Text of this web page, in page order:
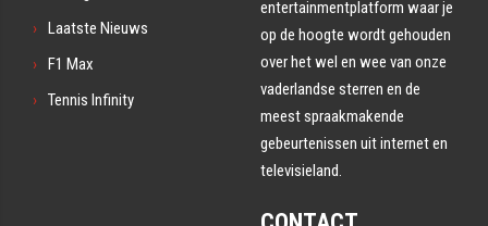
Laatste Nieuws
F1 Max
Tennis Infinity
entertainmentplatform waar je
op de hoogte wordt gehouden
over het wel en wee van onze
vaderlandse sterren en de
meest spraakmakende
gebeurtenissen uit internet en
televisieland.